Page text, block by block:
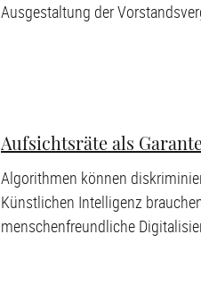
Ausgestaltung der
Aufsichtsräte als
Algorithmen können
Künstlichen Intelligenz
menschenfreundliche